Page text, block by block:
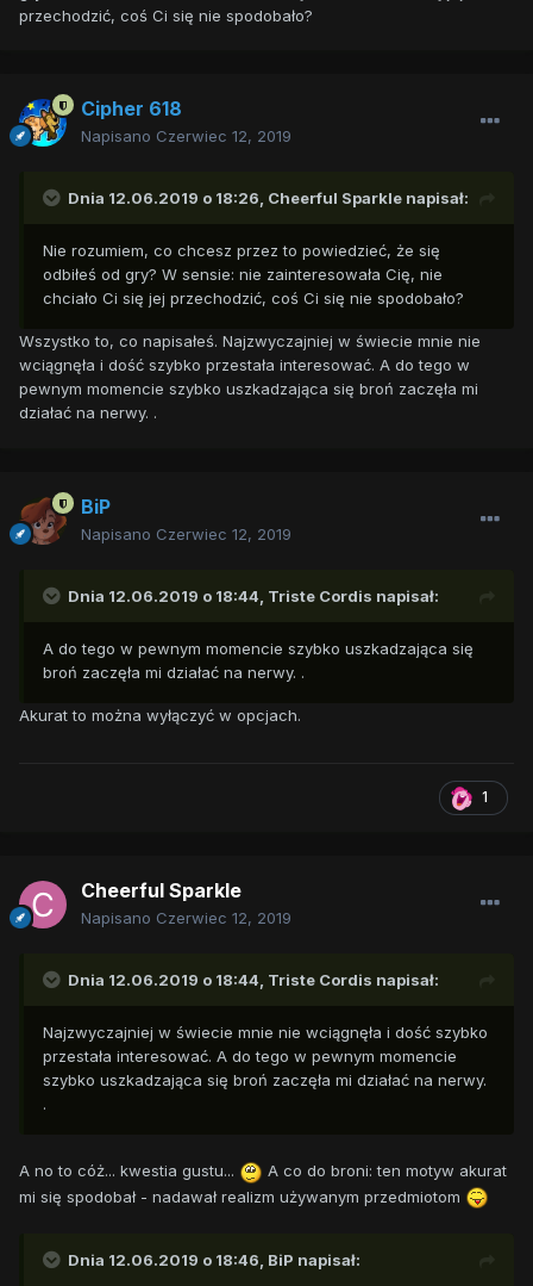
przechodzić, coś Ci się nie spodobało?
Cipher 618
Napisano Czerwiec 12, 2019
Dnia 12.06.2019 o 18:26, Cheerful Sparkle napisał:
Nie rozumiem, co chcesz przez to powiedzieć, że się
odbiłeś od gry? W sensie: nie zainteresowała Cię, nie
chciało Ci się jej przechodzić, coś Ci się nie spodobało?
Wszystko to, co napisałeś. Najzwyczajniej w świecie mnie nie
wciągnęła i dość szybko przestała interesować. A do tego w
pewnym momencie szybko uszkadzająca się broń zaczęła mi
działać na nerwy. .
BiP
Napisano Czerwiec 12, 2019
Dnia 12.06.2019 o 18:44, Triste Cordis napisał:
A do tego w pewnym momencie szybko uszkadzająca się
broń zaczęła mi działać na nerwy. .
Akurat to można wyłączyć w opcjach.
1
Cheerful Sparkle
Napisano Czerwiec 12, 2019
Dnia 12.06.2019 o 18:44, Triste Cordis napisał:
Najzwyczajniej w świecie mnie nie wciągnęła i dość szybko
przestała interesować. A do tego w pewnym momencie
szybko uszkadzająca się broń zaczęła mi działać na nerwy.
.
A no to cóż... kwestia gustu...
A co do broni: ten motyw akurat
mi się spodobał - nadawał realizm używanym przedmiotom
Dnia 12.06.2019 o 18:46, BiP napisał: